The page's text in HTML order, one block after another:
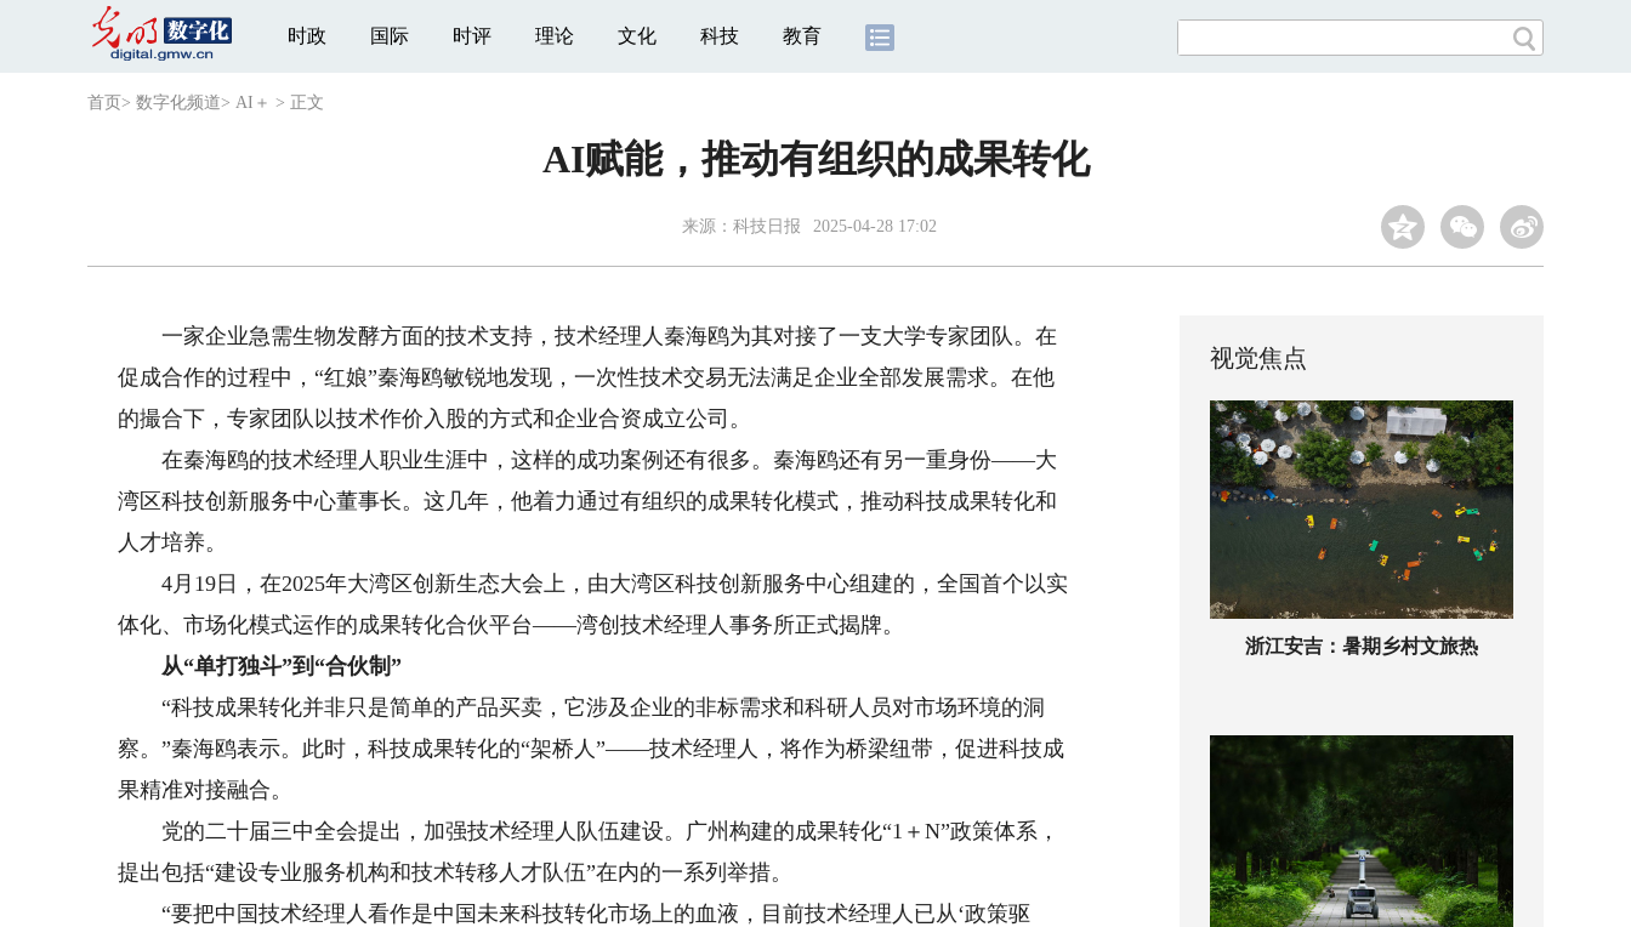
时政 国际 时评 理论 文化 科技 教育
首页 > 数字化频道> AI＋ > 正文
AI赋能，推动有组织的成果转化
来源： 科技日报 2025-04-28 17:02
一家企业急需生物发酵方面的技术支持，技术经理人秦海鸥为其对接了一支大学专家团队。在
促成合作的过程中，“红娘”秦海鸥敏锐地发现，一次性技术交易无法满足企业全部发展需求。在他
的撮合下，专家团队以技术作价入股的方式和企业合资成立公司。
在秦海鸥的技术经理人职业生涯中，这样的成功案例还有很多。秦海鸥还有另一重身份——大
湾区科技创新服务中心董事长。这几年，他着力通过有组织的成果转化模式，推动科技成果转化和
人才培养。
4月19日，在2025年大湾区创新生态大会上，由大湾区科技创新服务中心组建的，全国首个以实
体化、市场化模式运作的成果转化合伙平台——湾创技术经理人事务所正式揭牌。
从“单打独斗”到“合伙制”
“科技成果转化并非只是简单的产品买卖，它涉及企业的非标需求和科研人员对市场环境的洞
察。”秦海鸥表示。此时，科技成果转化的“架桥人”——技术经理人，将作为桥梁纽带，促进科技成
果精准对接融合。
党的二十届三中全会提出，加强技术经理人队伍建设。广州构建的成果转化“1＋N”政策体系，
提出包括“建设专业服务机构和技术转移人才队伍”在内的一系列举措。
“要把中国技术经理人看作是中国未来科技转化市场上的血液，目前技术经理人已从‘政策驱
视觉焦点
浙江安吉：暑期乡村文旅热